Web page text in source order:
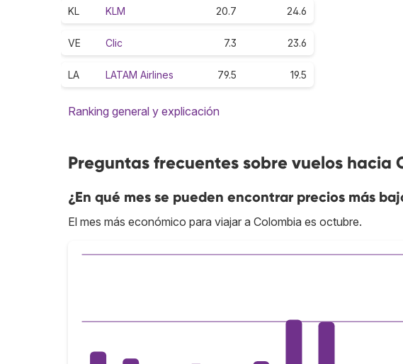
KL KLM 20.7 24.6
VE Clic 7.3 23.6
LA LATAM Airlines 79.5 19.5
Ranking general y explicación
Preguntas frecuentes sobre vuelos hacia
¿En qué mes se pueden encontrar precios más
El mes más económico para viajar a Colombia es octubre.